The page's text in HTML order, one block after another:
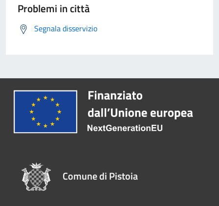
Problemi in città
Segnala disservizio
Comune di Pistoia